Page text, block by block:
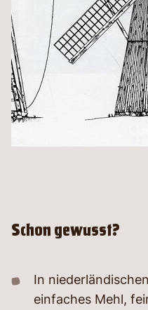
Schon gewusst?
In
einfaches Mehl,